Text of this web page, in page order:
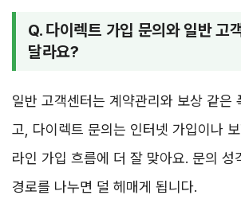
Q. 다이렉트 가입 문의와 일반 고
달라요?
일반 고객센터는 계약관리와 보상 같은
고, 다이렉트 문의는 인터넷 가입이나
라인 가입 흐름에 더 잘 맞아요. 문의 성
경로를 나누면 덜 헤매게 됩니다.